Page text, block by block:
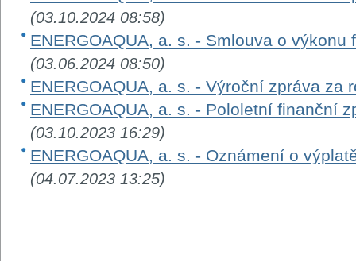
(03.10.2024 08:58)
ENERGOAQUA, a. s. - Smlouva o
(03.06.2024 08:50)
ENERGOAQUA, a. s. - Výroční zpráva za
ENERGOAQUA, a. s. - Pololetní finanční
(03.10.2023 16:29)
ENERGOAQUA, a. s. - Oznámení o
(04.07.2023 13:25)